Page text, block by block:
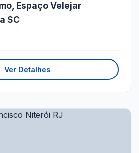
Espaço Velejar
SC
Ver Detalhes